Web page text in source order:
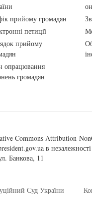
прийому громадян
петиції
прийому
опрацювання
громадян
Commons Attribution-
в
Банкова, 11
Суд України